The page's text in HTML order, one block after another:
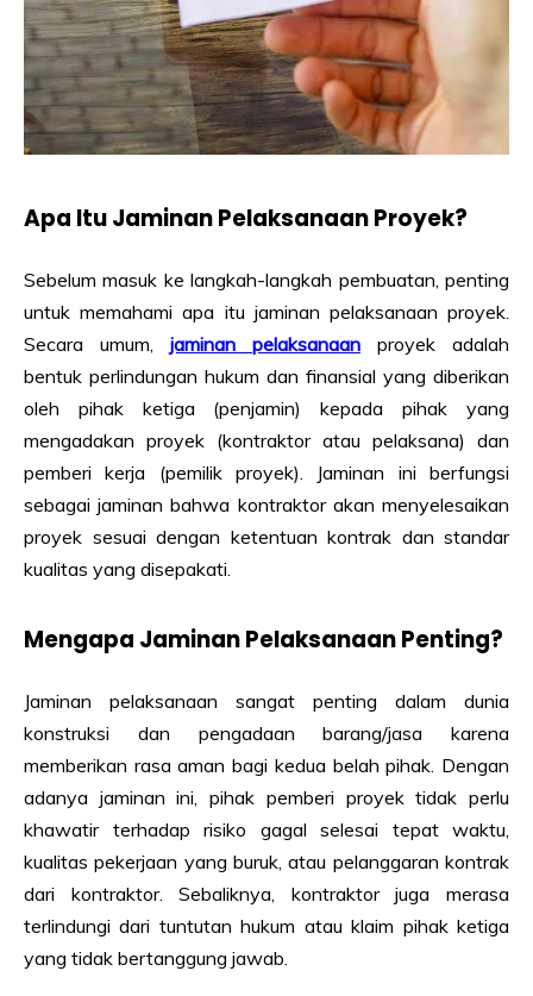
Apa Itu Jaminan Pelaksanaan Proyek?
Sebelum masuk ke langkah-langkah pembuatan, penting
untuk memahami apa itu jaminan pelaksanaan proyek.
Secara umum, jaminan pelaksanaan proyek adalah
bentuk perlindungan hukum dan finansial yang diberikan
oleh pihak ketiga (penjamin) kepada pihak yang
mengadakan proyek (kontraktor atau pelaksana) dan
pemberi kerja (pemilik proyek). Jaminan ini berfungsi
sebagai jaminan bahwa kontraktor akan menyelesaikan
proyek sesuai dengan ketentuan kontrak dan standar
kualitas yang disepakati.
Mengapa Jaminan Pelaksanaan Penting?
Jaminan pelaksanaan sangat penting dalam dunia
konstruksi dan pengadaan barang/jasa karena
memberikan rasa aman bagi kedua belah pihak. Dengan
adanya jaminan ini, pihak pemberi proyek tidak perlu
khawatir terhadap risiko gagal selesai tepat waktu,
kualitas pekerjaan yang buruk, atau pelanggaran kontrak
dari kontraktor. Sebaliknya, kontraktor juga merasa
terlindungi dari tuntutan hukum atau klaim pihak ketiga
yang tidak bertanggung jawab.